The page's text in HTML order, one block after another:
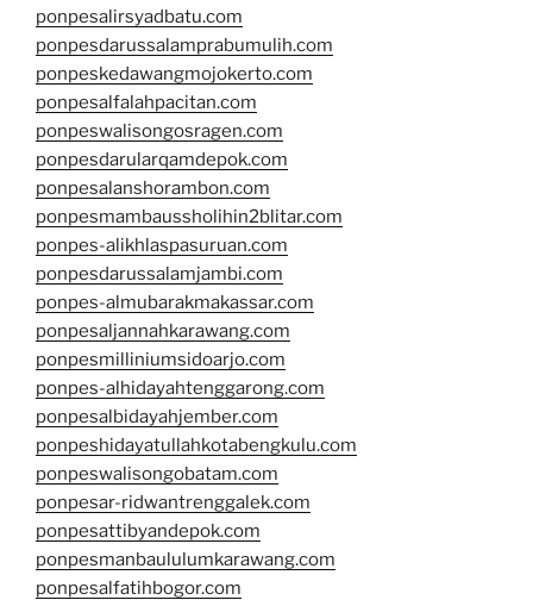
ponpesalirsyadbatu.com
ponpesdarussalamprabumulih.com
ponpeskedawangmojokerto.com
ponpesalfalahpacitan.com
ponpeswalisongosragen.com
ponpesdarularqamdepok.com
ponpesalanshorambon.com
ponpesmambaussholihin2blitar.com
ponpes-alikhlaspasuruan.com
ponpesdarussalamjambi.com
ponpes-almubarakmakassar.com
ponpesaljannahkarawang.com
ponpesmilliniumsidoarjo.com
ponpes-alhidayahtenggarong.com
ponpesalbidayahjember.com
ponpeshidayatullahkotabengkulu.com
ponpeswalisongobatam.com
ponpesar-ridwantrenggalek.com
ponpesattibyandepok.com
ponpesmanbaululumkarawang.com
ponpesalfatihbogor.com